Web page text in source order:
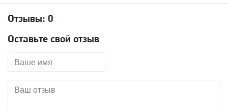
Отзывы: 0
Оставьте свой отзыв